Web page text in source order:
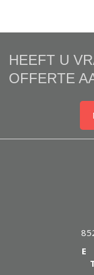
HEEFT U
OFFERTE
E